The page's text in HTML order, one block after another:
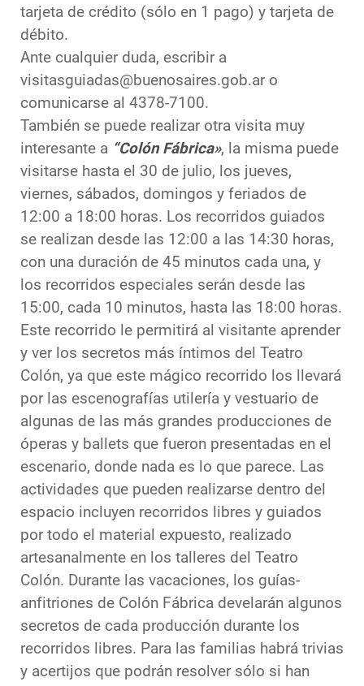
tarjeta de crédito (sólo en 1 pago) y tarjeta de
débito.
Ante cualquier duda, escribir a
visitasguiadas@buenosaires.gob.ar o
comunicarse al 4378-7100.
También se puede realizar otra visita muy
interesante a “Colón Fábrica», la misma puede
visitarse hasta el 30 de julio, los jueves,
viernes, sábados, domingos y feriados de
12:00 a 18:00 horas. Los recorridos guiados
se realizan desde las 12:00 a las 14:30 horas,
con una duración de 45 minutos cada una, y
los recorridos especiales serán desde las
15:00, cada 10 minutos, hasta las 18:00 horas.
Este recorrido le permitirá al visitante aprender
y ver los secretos más íntimos del Teatro
Colón, ya que este mágico recorrido los llevará
por las escenografías utilería y vestuario de
algunas de las más grandes producciones de
óperas y ballets que fueron presentadas en el
escenario, donde nada es lo que parece. Las
actividades que pueden realizarse dentro del
espacio incluyen recorridos libres y guiados
por todo el material expuesto, realizado
artesanalmente en los talleres del Teatro
Colón. Durante las vacaciones, los guías-
anfitriones de Colón Fábrica develarán algunos
secretos de cada producción durante los
recorridos libres. Para las familias habrá trivias
y acertijos que podrán resolver sólo si han